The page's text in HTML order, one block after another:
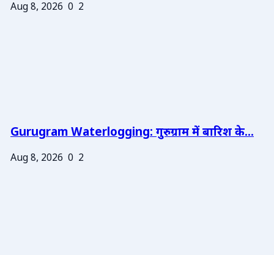
Aug 8, 2026 0 2
Gurugram Waterlogging: गुरुग्राम में बारिश के...
Aug 8, 2026 0 2